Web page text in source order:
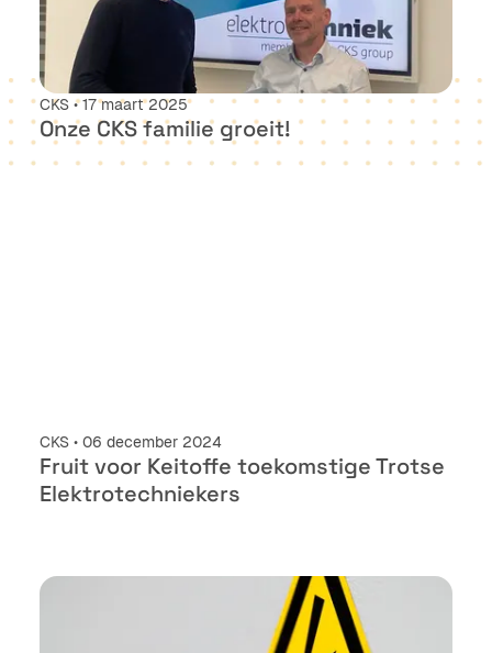
CKS • 17 maart 2025
Onze CKS familie groeit!
CKS • 06 december 2024
Fruit voor Keitoffe toekomstige Trotse
Elektrotechniekers